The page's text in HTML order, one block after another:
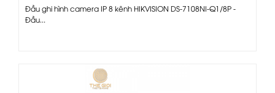
Đầu ghi hình camera IP 8 kênh HIKVISION DS-7108NI-Q1/8P -
Đầu...